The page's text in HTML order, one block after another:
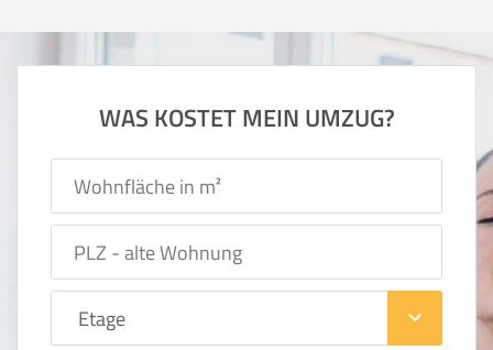
WAS KOSTET MEIN UMZUG?
keyboard_arrow_down